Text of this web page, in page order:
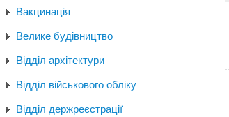
Вакцинація
Велике будівництво
Відділ архітектури
Відділ військового обліку
Відділ держреєстрації